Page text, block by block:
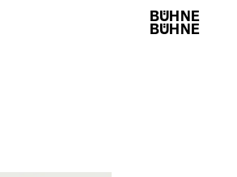
BÜHNE
BÜHNE
BÜHNE
BÜHNE